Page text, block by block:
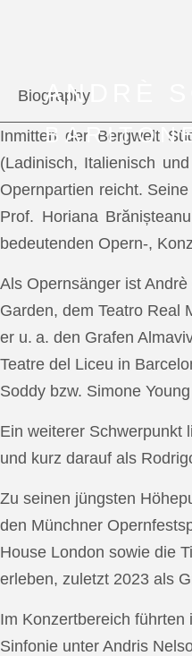
ANDRÈ
Biography
Inmitten der Bergwelt
(Ladinisch, Italienisch
Opernpartien reicht.
Prof. Horiana
bedeutenden Opern-,
Als Opernsänger ist
Garden, dem Teatro Real
er u. a. den Grafen
Teatre del Liceu in
Soddy bzw. Simone
Ein weiterer Schwerpunkt
und kurz darauf als
Zu seinen jüngsten
den Münchner
House London sowie die
erleben, zuletzt 2023 als
Im Konzertbereich führten
Sinfonie unter Andris